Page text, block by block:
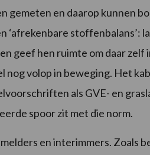
gemeten en daarop kunnen
‘afrekenbare stoffenbalans’:
geef hen ruimte om daar zelf
nog volop in beweging. Het
als GVE- en
spoor zit met die norm.
en interimmers. Zoals